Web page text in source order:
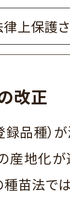
律上保護
改正
録品種）
産地化
種苗法で